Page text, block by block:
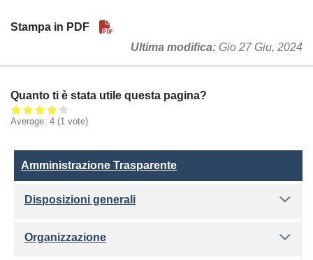
Stampa in PDF
Ultima modifica Gio 27 Giu, 2024
Quanto ti è stata utile questa pagina?
Average: 4 (1 vote)
Amministrazione Trasparente
Amministrazione Trasparente
Disposizioni generali
Organizzazione